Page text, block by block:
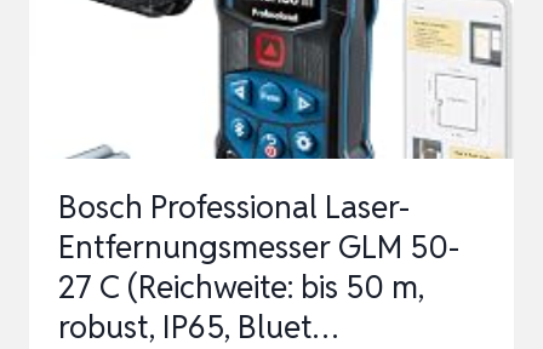
Bosch Professional Laser-
Entfernungsmesser GLM 50-
27 C (Reichweite: bis 50 m,
robust, IP65, Bluet…